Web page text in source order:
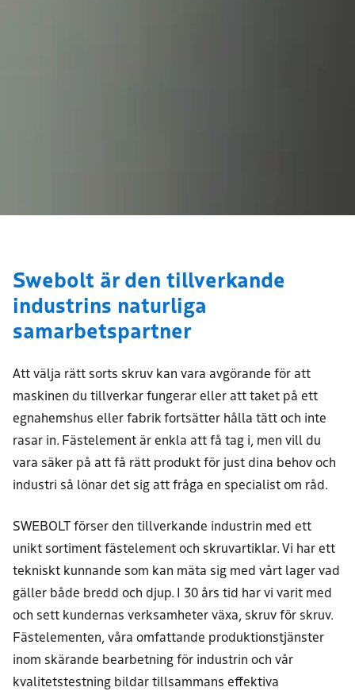
Swebolt är den tillverkande
industrins naturliga
samarbetspartner
Att välja rätt sorts skruv kan vara avgörande för att
maskinen du tillverkar fungerar eller att taket på ett
egnahemshus eller fabrik fortsätter hålla tätt och inte
rasar in. Fästelement är enkla att få tag i, men vill du
vara säker på att få rätt produkt för just dina behov och
industri så lönar det sig att fråga en specialist om råd.
SWEBOLT förser den tillverkande industrin med ett
unikt sortiment fästelement och skruvartiklar. Vi har ett
tekniskt kunnande som kan mäta sig med vårt lager vad
gäller både bredd och djup. I 30 års tid har vi varit med
och sett kundernas verksamheter växa, skruv för skruv.
Fästelementen, våra omfattande produktionstjänster
inom skärande bearbetning för industrin och vår
kvalitetstestning bildar tillsammans effektiva